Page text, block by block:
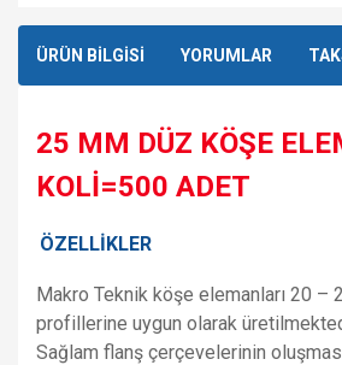
ÜRÜN BİLGİSİ YORUMLAR
25 MM DÜZ KÖŞE
KOLİ=500 ADET
ÖZELLİKLER
Makro Teknik köşe elemanları 20 –
profillerine uygun olarak
Sağlam flanş çerçevelerinin